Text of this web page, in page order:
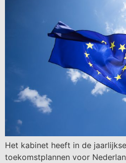
Het kabinet heeft in de
toekomstplannen voor